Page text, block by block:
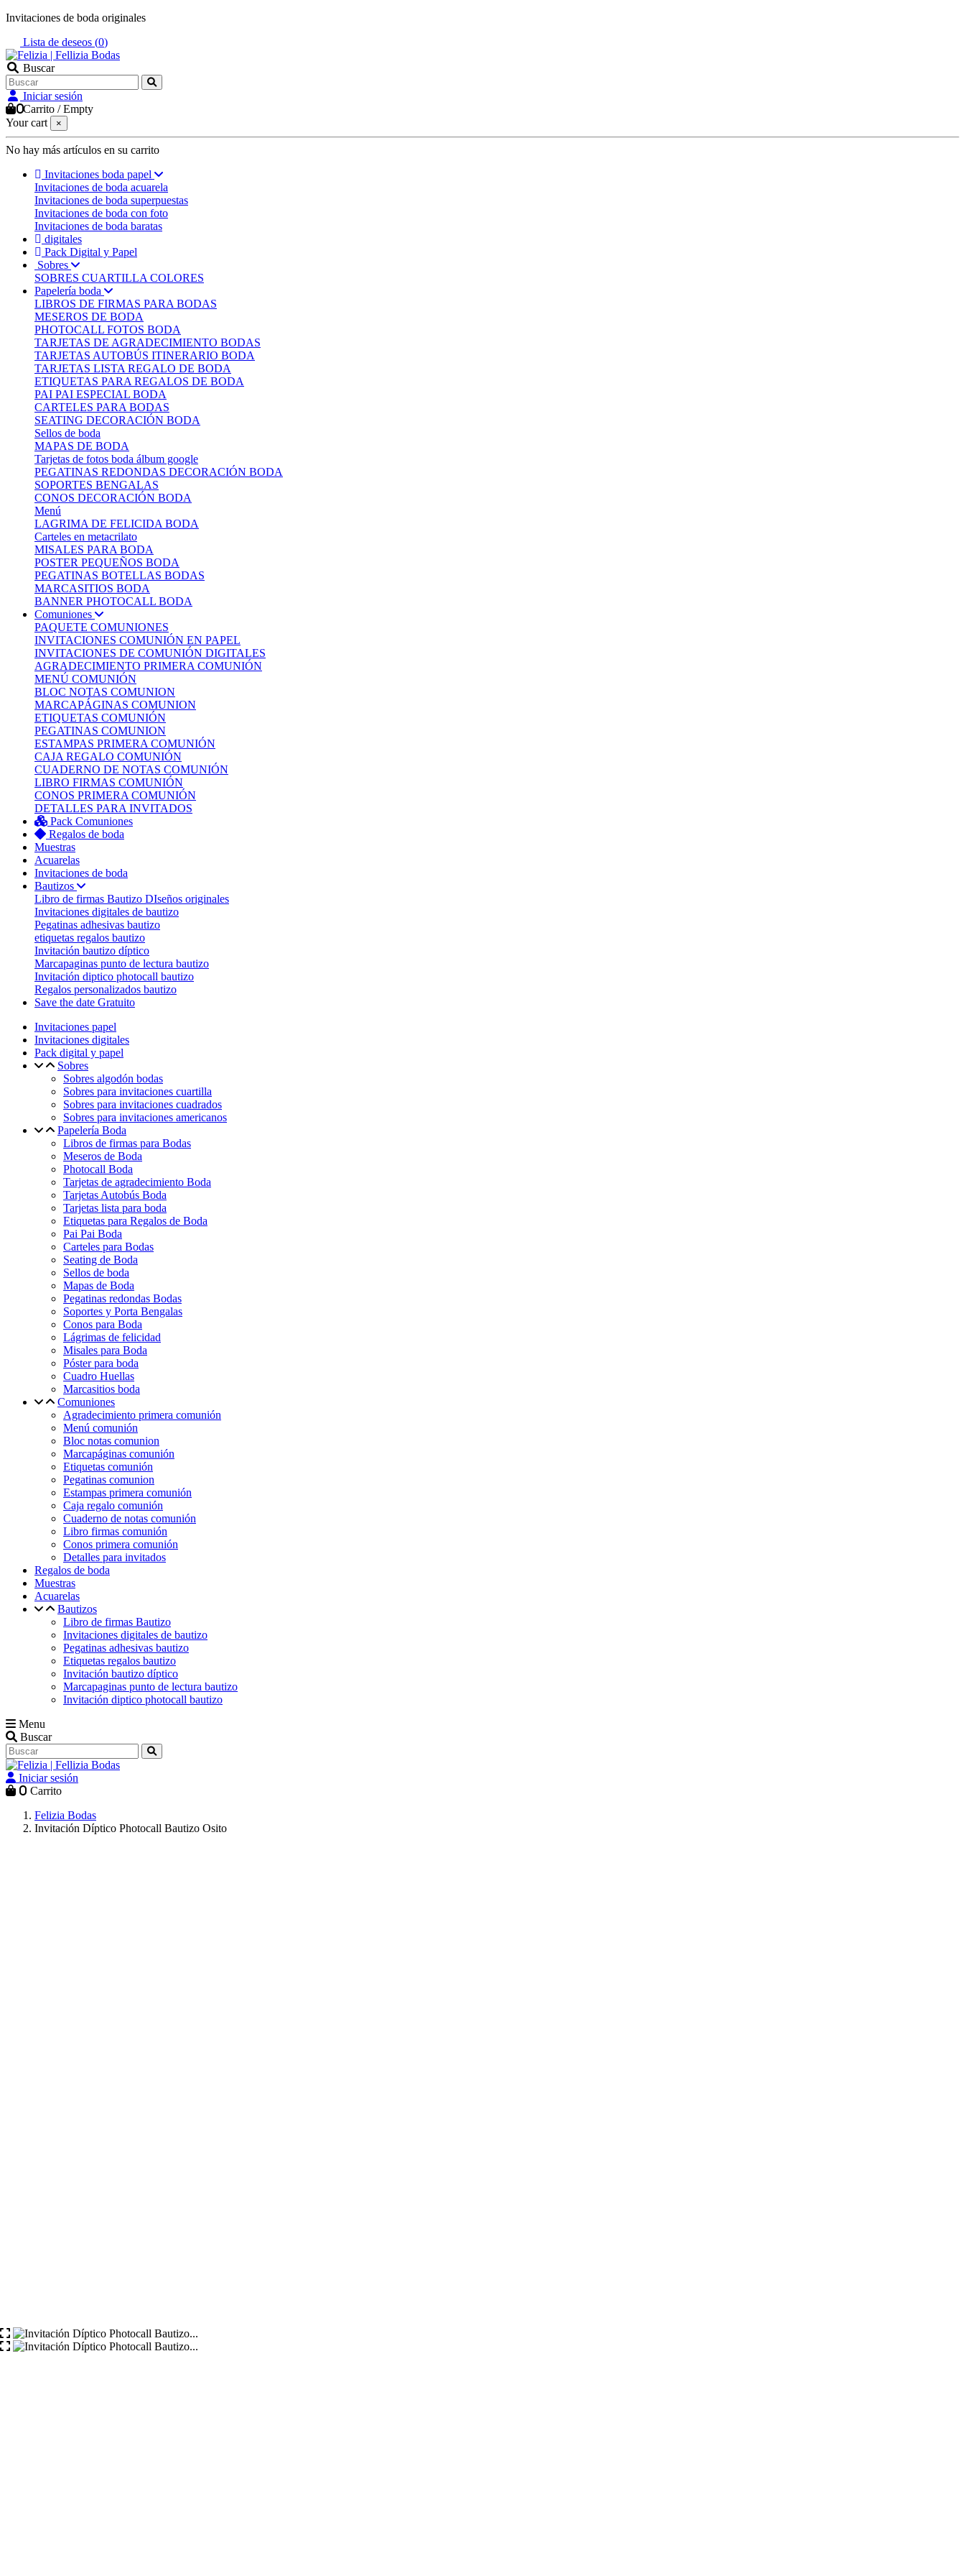
Invitaciones de boda originales
Lista de deseos (0)
Buscar
Iniciar sesión
0Carrito /Empty
Your cart
×
No hay más artículos en su carrito
Invitaciones boda papel
Invitaciones de boda acuarela
Invitaciones de boda superpuestas
Invitaciones de boda con foto
Invitaciones de boda baratas
digitales
Pack Digital y Papel
Sobres
SOBRES CUARTILLA COLORES
Papelería boda
LIBROS DE FIRMAS PARA BODAS
MESEROS DE BODA
PHOTOCALL FOTOS BODA
TARJETAS DE AGRADECIMIENTO BODAS
TARJETAS AUTOBÚS ITINERARIO BODA
TARJETAS LISTA REGALO DE BODA
ETIQUETAS PARA REGALOS DE BODA
PAI PAI ESPECIAL BODA
CARTELES PARA BODAS
SEATING DECORACIÓN BODA
Sellos de boda
MAPAS DE BODA
Tarjetas de fotos boda álbum google
PEGATINAS REDONDAS DECORACIÓN BODA
SOPORTES BENGALAS
CONOS DECORACIÓN BODA
Menú
LAGRIMA DE FELICIDA BODA
Carteles en metacrilato
MISALES PARA BODA
POSTER PEQUEÑOS BODA
PEGATINAS BOTELLAS BODAS
MARCASITIOS BODA
BANNER PHOTOCALL BODA
Comuniones
PAQUETE COMUNIONES
INVITACIONES COMUNIÓN EN PAPEL
INVITACIONES DE COMUNIÓN DIGITALES
AGRADECIMIENTO PRIMERA COMUNIÓN
MENÚ COMUNIÓN
BLOC NOTAS COMUNION
MARCAPÁGINAS COMUNION
ETIQUETAS COMUNIÓN
PEGATINAS COMUNION
ESTAMPAS PRIMERA COMUNIÓN
CAJA REGALO COMUNIÓN
CUADERNO DE NOTAS COMUNIÓN
LIBRO FIRMAS COMUNIÓN
CONOS PRIMERA COMUNIÓN
DETALLES PARA INVITADOS
Pack Comuniones
Regalos de boda
Muestras
Acuarelas
Invitaciones de boda
Bautizos
Libro de firmas Bautizo DIseños originales
Invitaciones digitales de bautizo
Pegatinas adhesivas bautizo
etiquetas regalos bautizo
Invitación bautizo díptico
Marcapaginas punto de lectura bautizo
Invitación diptico photocall bautizo
Regalos personalizados bautizo
Save the date Gratuito
Invitaciones papel
Invitaciones digitales
Pack digital y papel
Sobres
Sobres algodón bodas
Sobres para invitaciones cuartilla
Sobres para invitaciones cuadrados
Sobres para invitaciones americanos
Papelería Boda
Libros de firmas para Bodas
Meseros de Boda
Photocall Boda
Tarjetas de agradecimiento Boda
Tarjetas Autobús Boda
Tarjetas lista para boda
Etiquetas para Regalos de Boda
Pai Pai Boda
Carteles para Bodas
Seating de Boda
Sellos de boda
Mapas de Boda
Pegatinas redondas Bodas
Soportes y Porta Bengalas
Conos para Boda
Lágrimas de felicidad
Misales para Boda
Póster para boda
Cuadro Huellas
Marcasitios boda
Comuniones
Agradecimiento primera comunión
Menú comunión
Bloc notas comunion
Marcapáginas comunión
Etiquetas comunión
Pegatinas comunion
Estampas primera comunión
Caja regalo comunión
Cuaderno de notas comunión
Libro firmas comunión
Conos primera comunión
Detalles para invitados
Regalos de boda
Muestras
Acuarelas
Bautizos
Libro de firmas Bautizo
Invitaciones digitales de bautizo
Pegatinas adhesivas bautizo
Etiquetas regalos bautizo
Invitación bautizo díptico
Marcapaginas punto de lectura bautizo
Invitación diptico photocall bautizo
Menu
Buscar
Iniciar sesión
0 Carrito
Felizia Bodas
Invitación Díptico Photocall Bautizo Osito